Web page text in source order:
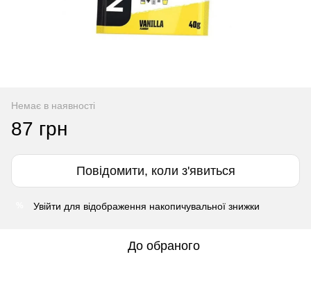
Немає в наявності
87 грн
Повідомити, коли з'явиться
Увійти для відображення накопичувальної знижки
До обраного